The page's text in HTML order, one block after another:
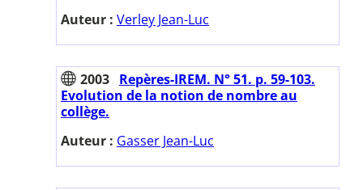
Auteur : Verley Jean-Luc
2003 Repères-IREM. N° 51. p. 59-103.
Evolution de la notion de nombre au
collège.
Auteur : Gasser Jean-Luc